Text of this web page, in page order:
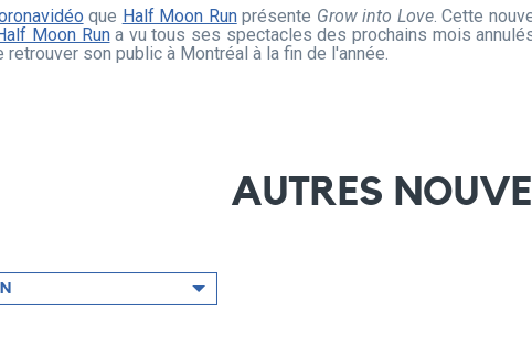
que Half Moon Runprésente Grow into Love. Cette
Moon Runa vu tous ses spectacles des prochains mois
son public à Montréal à la fin de l'année.
AUTRES